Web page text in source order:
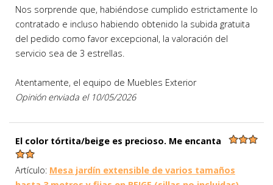
Nos sorprende que, habiéndose cumplido estrictamente lo
contratado e incluso habiendo obtenido la subida gratuita
del pedido como favor excepcional, la valoración del
servicio sea de 3 estrellas.
Atentamente, el equipo de Muebles Exterior
Opinión enviada el 10/05/2026
El color tórtita/beige es precioso. Me encanta
Artículo: Mesa jardín extensible de varios tamaños